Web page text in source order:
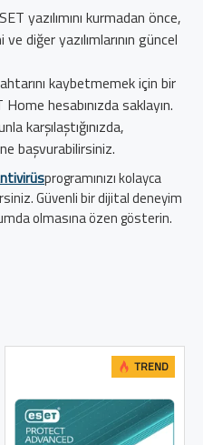
yazılımını kurmadan önce,
diğer yazılımlarının güncel
kaybetmemek için bir
hesabınızda saklayın.
karşılaştığınızda,
başvurabilirsiniz.
programınızı kolayca
Güvenli bir dijital deneyim
olmasına özen gösterin.
TREND